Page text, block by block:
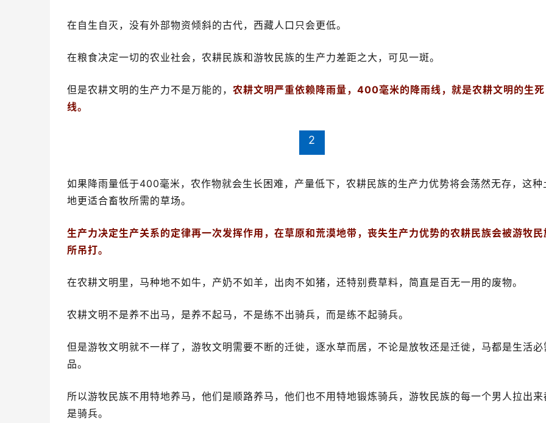
线。
2
如果降雨量低于400毫米，农作物就会生长困难，产量低下，农耕民族的生产力优势将会荡然无存，这种
生产力决定生产关系的定律再一次发挥作用，在草原和荒漠地带，丧失生产力优势的农耕民族会被游牧民
所吊打。
在农耕文明里，马种地不如牛，产奶不如羊，出肉不如猪，还特别费草料，简直是百无一用的废物。
农耕文明不是养不出马，是养不起马，不是练不出骑兵，而是练不起骑兵。
品。
所以游牧民族不用特地养马，他们是顺路养马，他们也不用特地锻炼骑兵，游牧民族的每一个男人拉出来
是骑兵。
所以游牧文明可以用极低的成本组建一支骑兵大军，而农耕文明组建同等规模的骑兵，费用是游牧文明的
倍不止。